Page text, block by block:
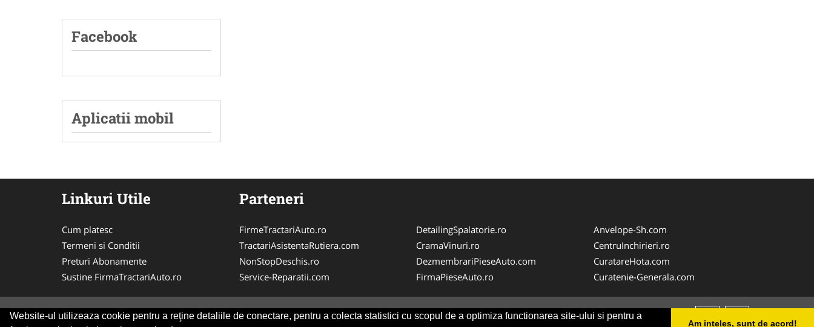
Website-ul utilizeaza cookie pentru a reţine detaliile de conectare, pentru a colecta statistici cu scopul de a optimiza functionarea site-ului si pentru a
Am inteles, sunt de acord!
Facebook
Aplicatii mobil
Linkuri Utile
Cum platesc
Termeni si Conditii
Preturi Abonamente
Sustine FirmaTractariAuto.ro
Parteneri
FirmeTractariAuto.ro
TractariAsistentaRutiera.com
NonStopDeschis.ro
Service-Reparatii.com
DetailingSpalatorie.ro
CramaVinuri.ro
DezmembrariPieseAuto.com
FirmaPieseAuto.ro
Anvelope-Sh.com
CentruInchirieri.ro
CuratareHota.com
Curatenie-Generala.com
© 2014-2026 -ANPC SOL